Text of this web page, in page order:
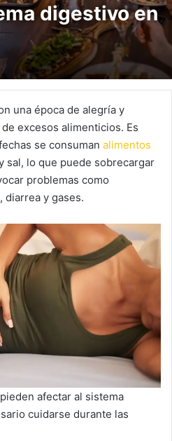
digestivo en
una época de alegría y
excesos alimenticios. Es
se consuman alimentos
sal, lo que puede sobrecargar
problemas como
y gases.
afectar al sistema
cuidarse durante las